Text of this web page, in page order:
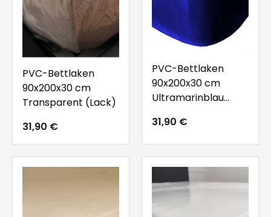
PVC-Bettlaken
90x200x30 cm
Transparent (Lack)
31,90 €
PVC-Bettlaken
90x200x30 cm
Ultramarinblau
31,90 €